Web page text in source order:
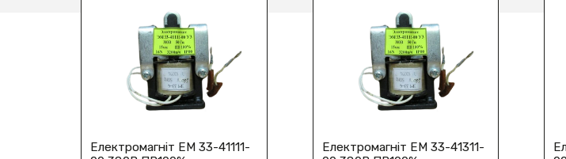
Електромагніт ЕМ 33-41111-
Електромагніт ЕМ 33-41311-